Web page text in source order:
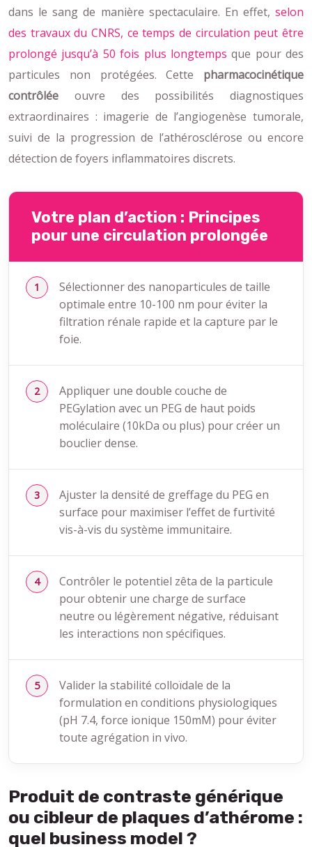
dans le sang de manière spectaculaire. En effet, selon
des travaux du CNRS, ce temps de circulation peut être
prolongé jusqu’à 50 fois plus longtemps que pour des
particules non protégées. Cette pharmacocinétique
contrôlée ouvre des possibilités diagnostiques
extraordinaires : imagerie de l’angiogenèse tumorale,
suivi de la progression de l’athérosclérose ou encore
détection de foyers inflammatoires discrets.
Votre plan d’action : Principes
pour une circulation prolongée
Sélectionner des nanoparticules de taille
optimale entre 10-100 nm pour éviter la
filtration rénale rapide et la capture par le
foie.
Appliquer une double couche de
PEGylation avec un PEG de haut poids
moléculaire (10kDa ou plus) pour créer un
bouclier dense.
Ajuster la densité de greffage du PEG en
surface pour maximiser l’effet de furtivité
vis-à-vis du système immunitaire.
Contrôler le potentiel zêta de la particule
pour obtenir une charge de surface
neutre ou légèrement négative, réduisant
les interactions non spécifiques.
Valider la stabilité colloïdale de la
formulation en conditions physiologiques
(pH 7.4, force ionique 150mM) pour éviter
toute agrégation in vivo.
Produit de contraste générique
ou cibleur de plaques d’athérome :
quel business model ?